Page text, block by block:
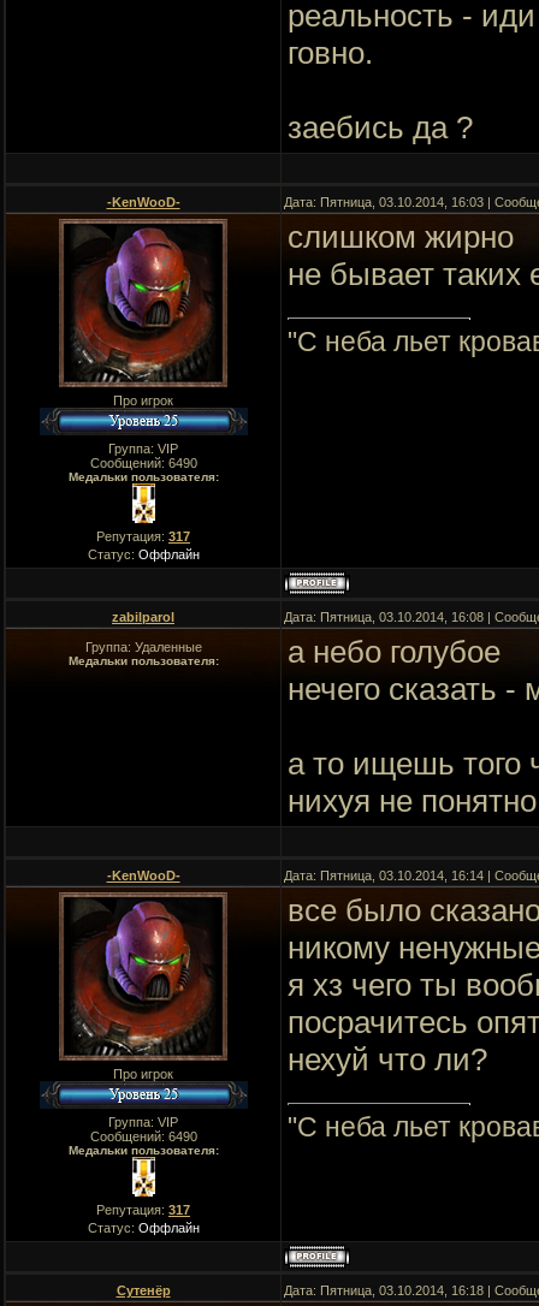
реальность -
говно.
заебись да ?
-KenWooD- Дата: Пятница, 03.10.2014, 16:03 |
Про игрок
Группа: VIP
Сообщений: 6490
Медальки пользователя:
Репутация: 317
Статус: Оффлайн
слишком жирно
не бывает таких
"C неба льет
zabilparol Дата: Пятница, 03.10.2014, 16:08 |
Группа: Удаленные
Медальки пользователя:
а небо голубое
нечего сказать -
а то ищешь того
нихуя не
-KenWooD- Дата: Пятница, 03.10.2014, 16:14 |
Про игрок
Группа: VIP
Сообщений: 6490
Медальки пользователя:
Репутация: 317
Статус: Оффлайн
все было
никому
я хз чего ты
посрачитесь
нехуй что ли?
"C неба льет
Сутенёр Дата: Пятница, 03.10.2014, 16:18 |